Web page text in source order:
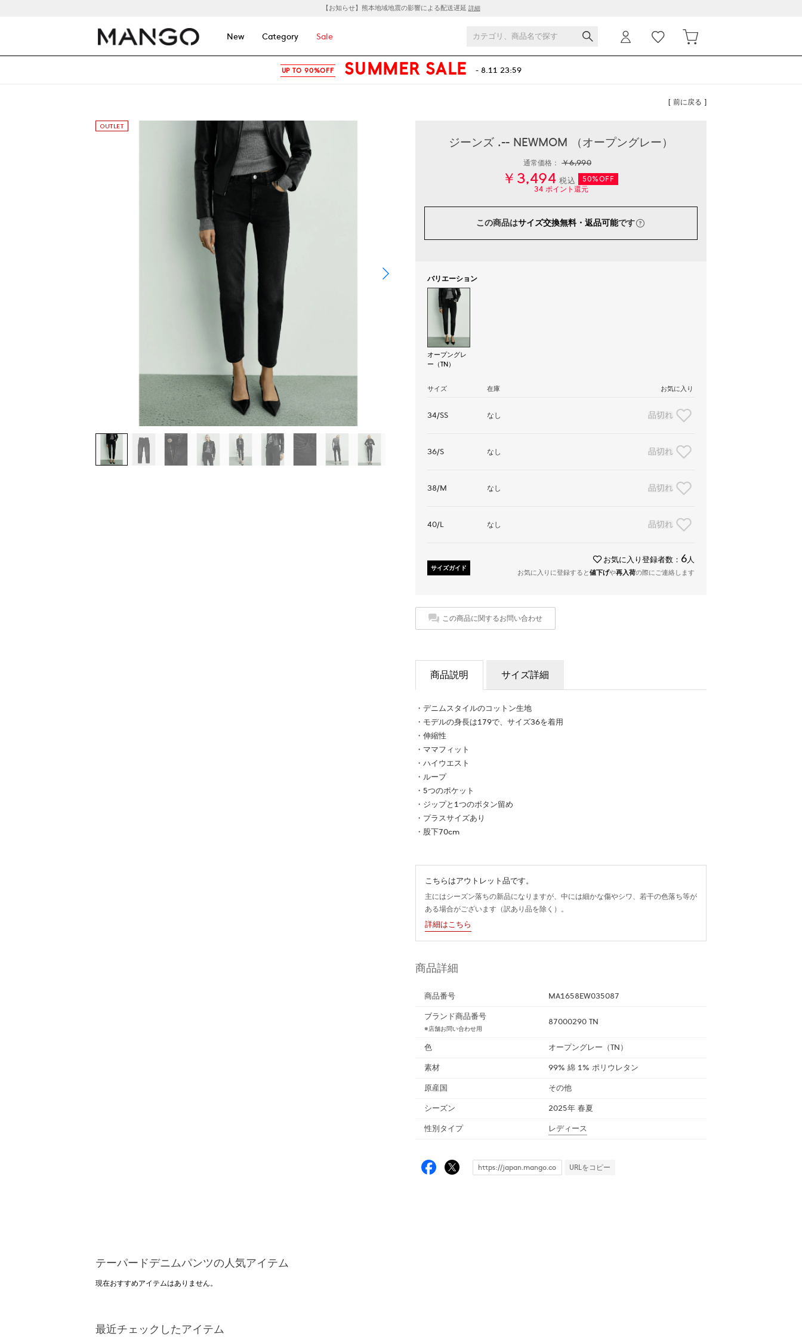
【お知らせ】熊本地域地震の影響による配送遅延 詳細
New Category Sale
UP TO 90%OFF SUMMER SALE - 8.11 23:59
[ 前に戻る ]
ジーンズ .-- NEWMOM （オープングレー）
通常価格：￥6,990
￥3,494 税込
50%OFF
34ポイント還元
この商品はサイズ交換無料・返品可能です
バリエーション
オープングレ
ー（TN）
サイズ 在庫 お気に入り
34/SS なし 品切れ
36/S なし 品切れ
38/M なし 品切れ
40/L なし 品切れ
サイズガイド
お気に入り登録者数： 6 人
お気に入りに登録すると値下げや再入荷の際にご連絡します
この商品に関するお問い合わせ
商品説明 サイズ詳細
・デニムスタイルのコットン生地
・モデルの身長は179で、サイズ36を着用
・伸縮性
・ママフィット
・ハイウエスト
・ループ
・5つのポケット
・ジップと1つのボタン留め
・プラスサイズあり
・股下70cm
こちらはアウトレット品です。
主にはシーズン落ちの新品になりますが、中には細かな傷やシワ、若干の色落ち等が
ある場合がございます（訳あり品を除く）。
詳細はこちら
商品詳細
商品番号
MA1658EW035087
ブランド商品番号
※店舗お問い合わせ用
87000290 TN
色
オープングレー（TN）
素材
99% 綿 1% ポリウレタン
原産国
その他
シーズン
2025年 春夏
性別タイプ
レディース
URLをコピー
テーパードデニムパンツの人気アイテム
現在おすすめアイテムはありません。
最近チェックしたアイテム